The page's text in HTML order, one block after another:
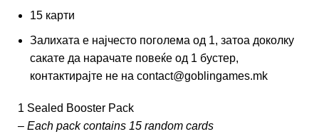
15 карти
Залихата е најчесто поголема од 1, затоа доколку
сакатe да нарачате повeќе од 1 бустер,
контактирајте не на contact@goblingames.mk
1 Sealed Booster Pack
– Each pack contains 15 random cards